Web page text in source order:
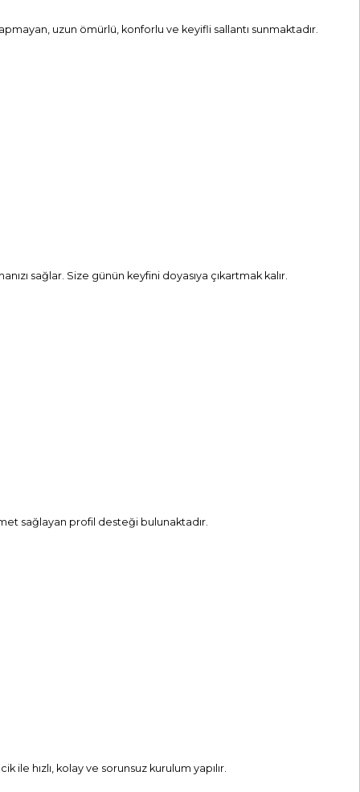
uzun ömürlü, konforlu ve keyifli sallantı sunmaktadır.
sağlar. Size günün keyfini doyasıya çıkartmak kalır.
sağlayan profil desteği bulunaktadır.
hızlı, kolay ve sorunsuz kurulum yapılır.